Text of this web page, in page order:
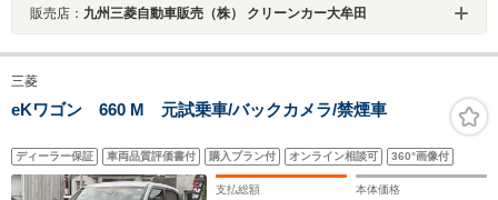
販売店： 九州三菱自動車販売（株） クリーンカー大牟田
三菱
eKワゴン 660 M 元試乗車/バックカメラ/禁煙車
ディーラー保証 車両品質評価書付 購入プラン付 オンライン相談可 360°画像付
支払総額 本体価格